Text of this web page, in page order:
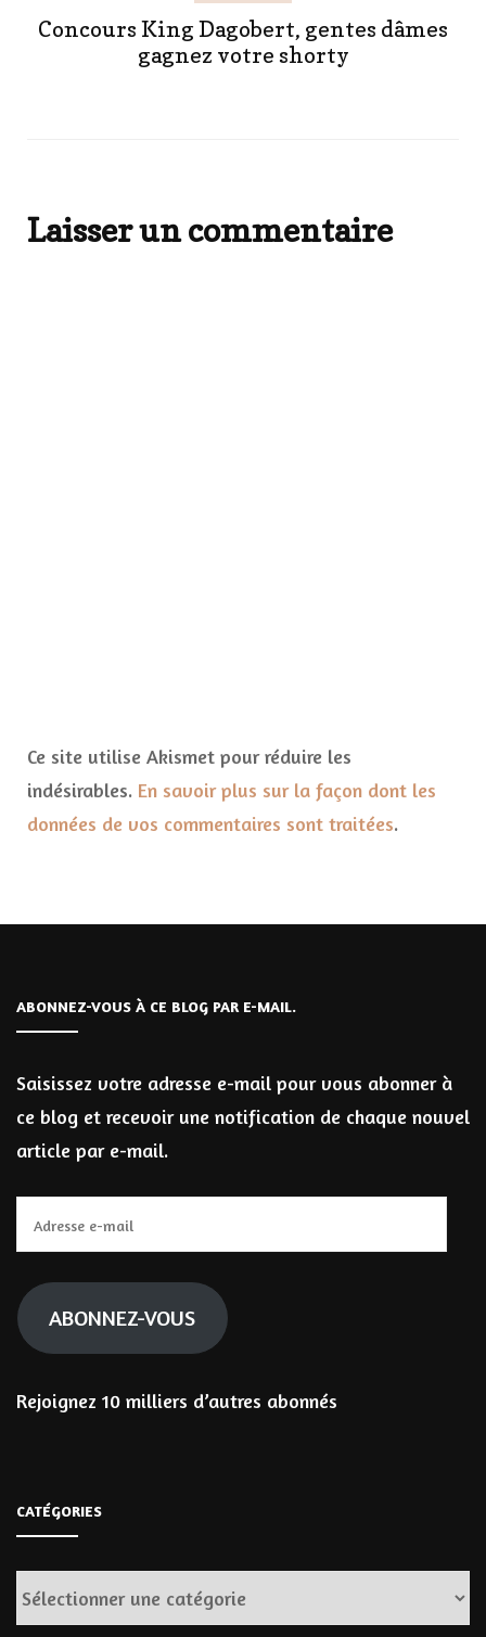
Concours King Dagobert, gentes dâmes
gagnez votre shorty
Laisser un commentaire
Ce site utilise Akismet pour réduire les
indésirables. En savoir plus sur la façon dont les
données de vos commentaires sont traitées.
ABONNEZ-VOUS À CE BLOG PAR E-MAIL.
Saisissez votre adresse e-mail pour vous abonner à
ce blog et recevoir une notification de chaque nouvel
article par e-mail.
e-
mail
ABONNEZ-VOUS
Rejoignez 10 milliers d’autres abonnés
CATÉGORIES
Catégories